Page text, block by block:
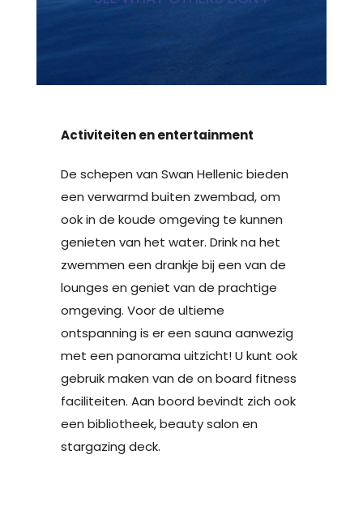
Activiteiten en entertainment
De schepen van Swan Hellenic bieden
een verwarmd buiten zwembad, om
ook in de koude omgeving te kunnen
genieten van het water. Drink na het
zwemmen een drankje bij een van de
lounges en geniet van de prachtige
omgeving. Voor de ultieme
ontspanning is er een sauna aanwezig
met een panorama uitzicht! U kunt ook
gebruik maken van de on board fitness
faciliteiten. Aan boord bevindt zich ook
een bibliotheek, beauty salon en
stargazing deck.